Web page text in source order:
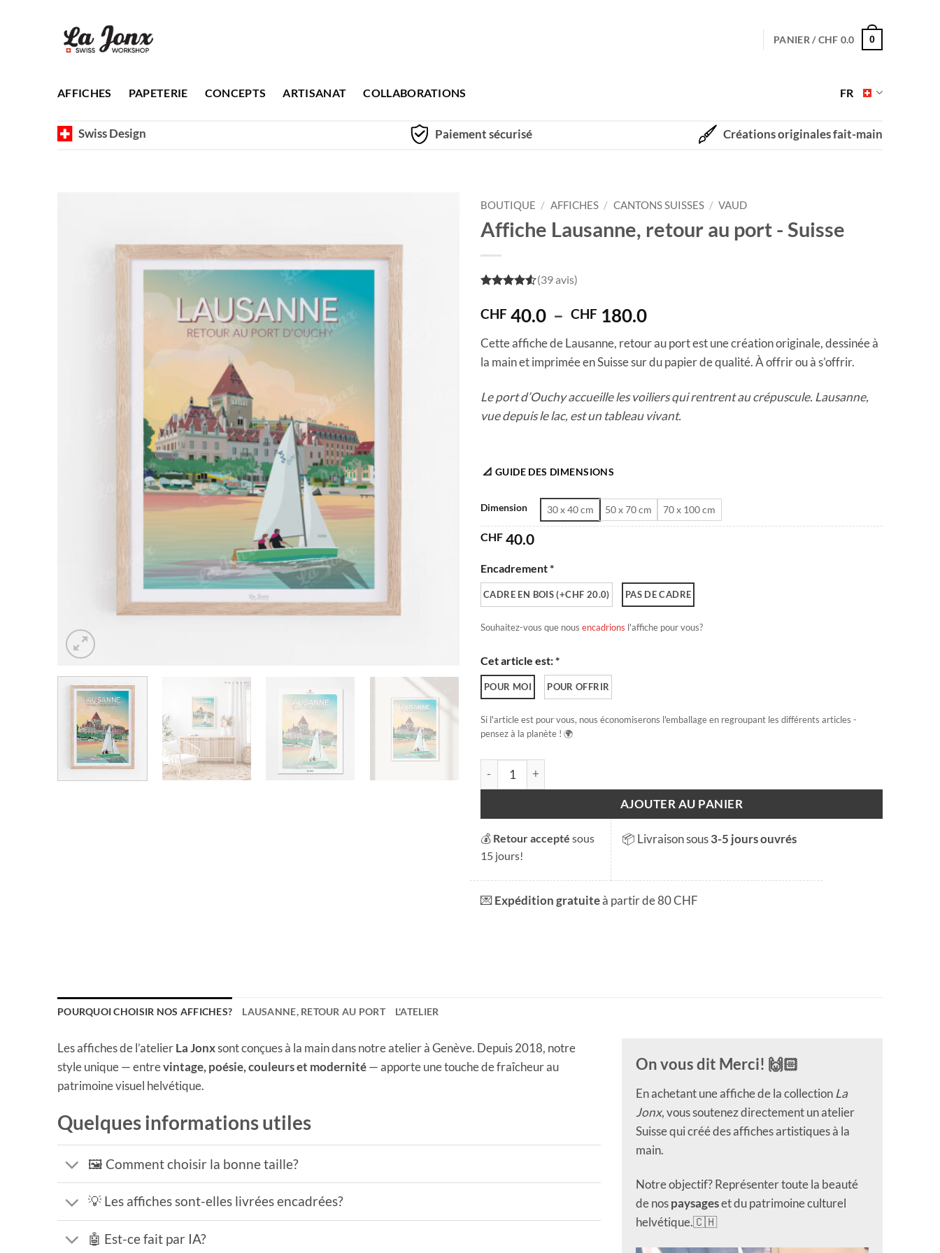
PANIER /CHF 0.0 0
AFFICHES PAPETERIE CONCEPTS ARTISANAT COLLABORATIONS FR
Swiss Design Paiement sécurisé Créations originales fait-main
BOUTIQUE / AFFICHES / CANTONS SUISSES / VAUD
Affiche Lausanne, retour au port - Suisse
5
(39 avis)
CHF 40.0 – CHF 180.0Plage
prix :
CHF 40.0
CHF 180.0
Cette affiche de Lausanne, retour au port est une création originale, dessinée à
la main et imprimée en Suisse sur du papier de qualité. À offrir ou à s’offrir.
Le port d’Ouchy accueille les voiliers qui rentrent au crépuscule. Lausanne,
vue depuis le lac, est un tableau vivant.
📐 GUIDE DES DIMENSIONS
Dimension 30 x 40 cm 50 x 70 cm 70 x 100 cm
CHF 40.0
Encadrement *
CADRE EN BOIS (+CHF 20.0) PAS DE CADRE
Souhaitez-vous que nous encadrions l'affiche pour vous?
Cet article est: *
POUR MOI POUR OFFRIR
Si l'article est pour vous, nous économiserons l'emballage en regroupant les différents articles -
pensez à la planète ! 🌍
quantité de Lausanne, retour au port
AJOUTER AU PANIER
💰 Retour accepté sous
15 jours!
📦 Livraison sous3-5 jours ouvrés
💌Expédition gratuiteà partir de 80 CHF
POURQUOI CHOISIR NOS AFFICHES? LAUSANNE, RETOUR AU PORT L'ATELIER
Les affiches de l’atelierLa Jonxsont conçues à la main dans notre atelier à Genève. Depuis 2018, notre
style unique — entrevintage, poésie, couleurs et modernité— apporte une touche de fraîcheur au
patrimoine visuel helvétique.
Quelques informations utiles
🖼️ Comment choisir la bonne taille?
💡 Les affiches sont-elles livrées encadrées?
🤖 Est-ce fait par IA?
On vous dit Merci! 🙌🏻
En achetant une affiche de la collection La
Jonx, vous soutenez directement un atelier
Suisse qui créé des affiches artistiques à la
main.
Notre objectif? Représenter toute la beauté
de nospaysageset du patrimoine culturel
helvétique.🇨🇭